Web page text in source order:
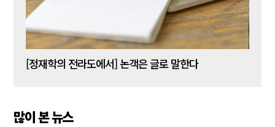
[정재학의 전라도에서] 논객은 글로 말한다
많이 본 뉴스